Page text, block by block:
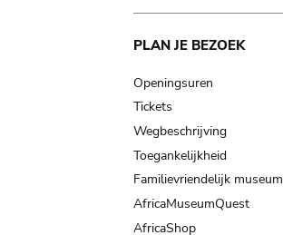
Main
navigation
PLAN JE BEZOEK
Openingsuren
Tickets
Wegbeschrijving
Toegankelijkheid
Familievriendelijk museum
AfricaMuseumQuest
AfricaShop